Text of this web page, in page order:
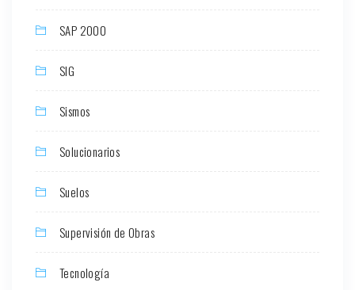
SAP 2000
SIG
Sismos
Solucionarios
Suelos
Supervisión de Obras
Tecnología